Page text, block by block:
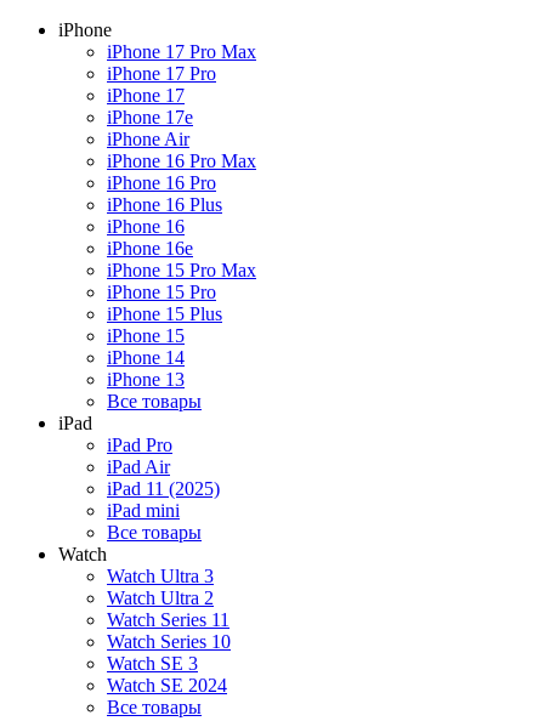
iPhone
iPhone 17 Pro Max
iPhone 17 Pro
iPhone 17
iPhone 17e
iPhone Air
iPhone 16 Pro Max
iPhone 16 Pro
iPhone 16 Plus
iPhone 16
iPhone 16e
iPhone 15 Pro Max
iPhone 15 Pro
iPhone 15 Plus
iPhone 15
iPhone 14
iPhone 13
Все товары
iPad
iPad Pro
iPad Air
iPad 11 (2025)
iPad mini
Все товары
Watch
Watch Ultra 3
Watch Ultra 2
Watch Series 11
Watch Series 10
Watch SE 3
Watch SE 2024
Все товары